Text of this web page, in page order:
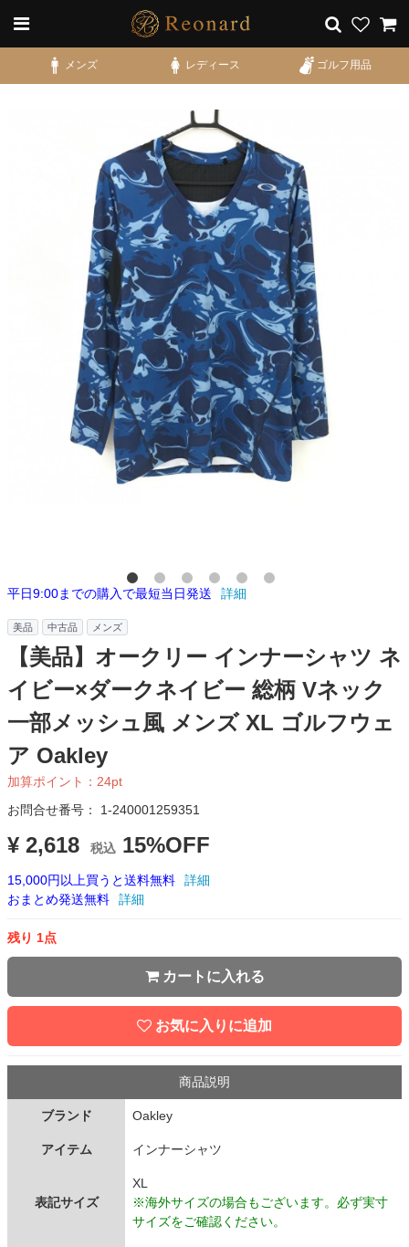
メンズ レディース ゴルフ用品
平日9:00までの購入で最短当日発送 詳細
美品 中古品 メンズ
【美品】オークリー インナーシャツ ネ
イビー×ダークネイビー 総柄 Vネック
一部メッシュ風 メンズ XL ゴルフウェ
ア Oakley
加算ポイント： 24pt
お問合せ番号： 1-240001259351
¥ 2,618 税込 15%OFF
15,000円以上買うと送料無料
詳細
おまとめ発送無料
詳細
残り 1点
カートに入れる
お気に入りに追加
商品説明
ブランド Oakley
アイテム インナーシャツ
表記サイズ
XL
※海外サイズの場合もございます。必ず実寸
サイズをご確認ください。